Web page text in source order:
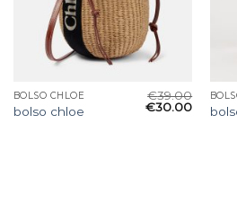
BOLSO CHLOE
bolso chloe
€39.00
€30.00